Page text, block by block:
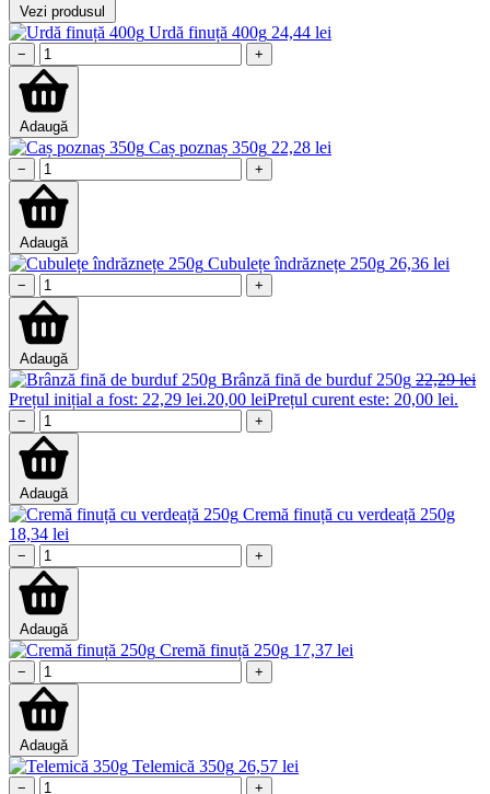
Vezi produsul
Urdă finuță 400g 24,44 lei
− +
Adaugă
Caș poznaș 350g 22,28 lei
− +
Adaugă
Cubulețe îndrăznețe 250g 26,36 lei
− +
Adaugă
Brânză fină de burduf 250g 22,29lei
Prețul inițial a fost: 22,29 lei.20,00 leiPrețul curent este: 20,00 lei.
− +
Adaugă
Cremă finuță cu verdeață 250g
18,34 lei
− +
Adaugă
Cremă finuță 250g 17,37 lei
− +
Adaugă
Telemică 350g 26,57 lei
− +